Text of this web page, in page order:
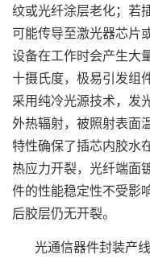
纹或光纤涂层老化；若
可能传导至激光器芯片
设备在工作时会产生大
十摄氏度，极易引发组
采用纯冷光源技术，发
外热辐射，被照射表面
特性确保了插芯内胶水
热应力开裂，光纤端面
件的性能稳定性不受
后胶层仍无开裂。
光通信器件封装产